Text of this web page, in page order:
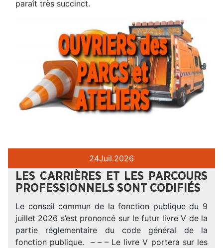
paraît très succinct.
24Juil.2026
LES CARRIÈRES ET LES PARCOURS
PROFESSIONNELS SONT CODIFIÉS
Le conseil commun de la fonction publique du 9
juillet 2026 s’est prononcé sur le futur livre V de la
partie réglementaire du code général de la
fonction publique. – – – Le livre V portera sur les